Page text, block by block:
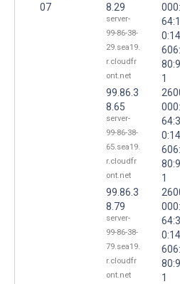
07
8.29
server-
99-86-38-
29.sea19.
r.cloudfr
ont.net
99.86.3
8.65
server-
99-86-38-
65.sea19.
r.cloudfr
ont.net
99.86.3
8.79
server-
99-86-38-
79.sea19.
r.cloudfr
ont.net
1
1
1